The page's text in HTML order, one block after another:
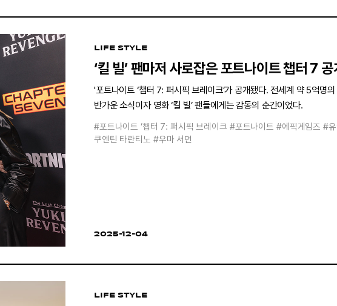
LIFE STYLE
‘킬 빌’ 팬마저 사로잡은 포트나이트 챕터 7 공
'포트나이트 ‘챕터 7: 퍼시픽 브레이크’가 공개됐다. 전세계 약 5억명
반가운 소식이자 영화 ‘킬 빌’ 팬들에게는 감동의 순간이었다.
#포트나이트 ‘챕터 7: 퍼시픽 브레이크 #포트나이트 #에픽게임즈 #
쿠엔틴 타란티노 #우마 서먼
2025-12-04
LIFE STYLE